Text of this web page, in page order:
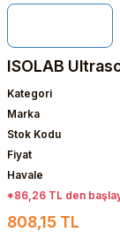
ISOLAB
Kategori
Marka
Stok Kodu
Fiyat
Havale
*86,26 TL den
808,15 TL